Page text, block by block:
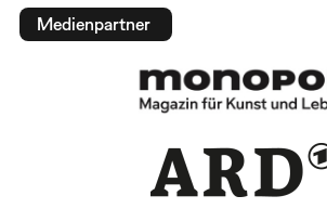
Medienpartner